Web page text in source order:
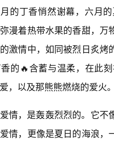
的丁香悄然谢幕，六月
漫着热带水果的香甜，
激情中，如同被烈日炙
的🔥含蓄与温柔，在此
，以及那熊熊燃烧的爱火
情，是轰轰烈烈的。它
情，更像是夏日的海浪